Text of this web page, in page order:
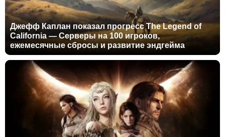
Джефф Каплан показал прогресс The Legend of
California — Серверы на 100 игроков,
ежемесячные сбросы и развитие эндгейма